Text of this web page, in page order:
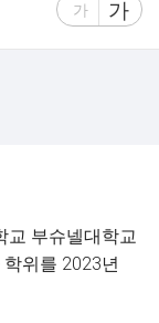
글
가
글
자
가
교 부슈넬대학교
위를 2023년